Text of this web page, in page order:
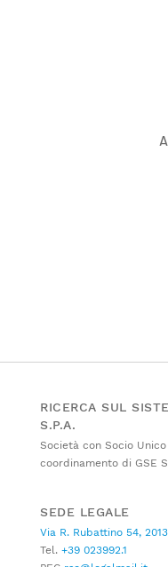
RICERCA SUL
S.P.A.
Società con Socio
coordinamento di GSE
SEDE LEGALE
Via R. Rubattino 54,
Tel. +39 023992.1